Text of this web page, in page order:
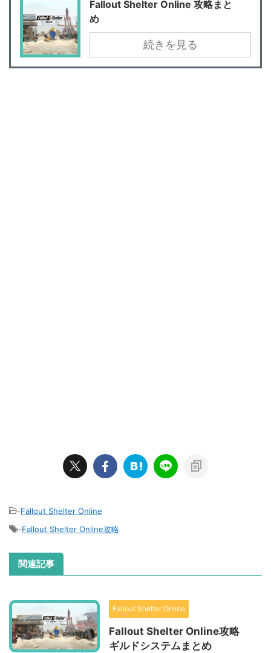
Fallout Shelter Online 攻略まと
め
続きを見る
-Fallout Shelter Online
-Fallout Shelter Online攻略
関連記事
Fallout Shelter Online
Fallout Shelter Online攻略
ギルドシステムまとめ